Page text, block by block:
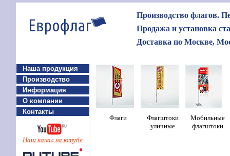
Производство флагов.
Продажа и установка
Доставка по Москве,
Наша продукция
Производство
Информация
О компании
Контакты
Наш канал на ютубе
Флаги
Флагштоки
уличные
Мобильные
флагштоки